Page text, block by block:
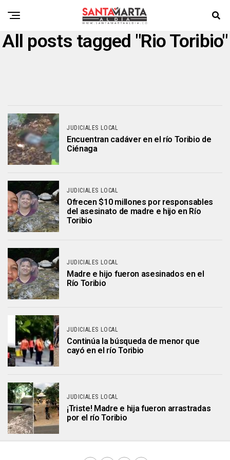
All posts tagged "Rio Toribio"
JUDICIALES LOCAL
Encuentran cadáver en el río Toribio de
Ciénaga
JUDICIALES LOCAL
Ofrecen $10 millones por responsables
del asesinato de madre e hijo en Río
Toribio
JUDICIALES LOCAL
Madre e hijo fueron asesinados en el
Río Toribio
JUDICIALES LOCAL
Continúa la búsqueda de menor que
cayó en el río Toribio
JUDICIALES LOCAL
¡Triste! Madre e hija fueron arrastradas
por el río Toribio